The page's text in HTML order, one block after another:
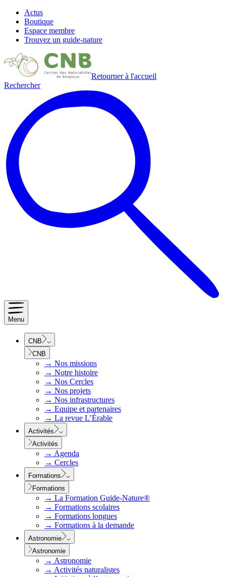
Actus
Boutique
Espace membre
Trouvez un guide-nature
Retourner à l'accueil
Rechercher
Menu
CNB
CNB
→ Nos missions
→ Notre histoire
→ Nos Cercles
→ Nos projets
→ Nos infrastructures
→ Equipe et partenaires
→ La revue L’Érable
Activités
Activités
→ Agenda
→ Cercles
Formations
Formations
→ La Formation Guide-Nature®
→ Formations scolaires
→ Formations longues
→ Formations à la demande
Astronomie
Astronomie
→ Astronomie
→ Activités naturalistes